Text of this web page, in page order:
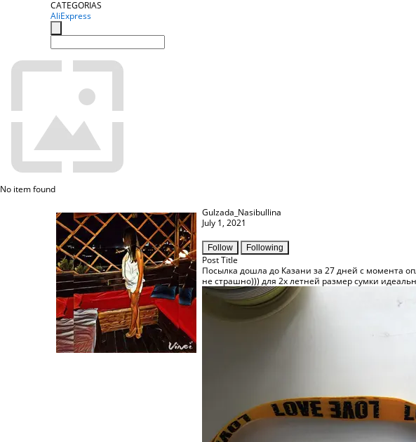
CATEGORIAS
AliExpress
No item found
Gulzada_Nasibullina
July 1, 2021
Follow Following
Post Title
Посылка дошла до Казани за 27 дней с момента
не страшно))) для 2х летней размер сумки